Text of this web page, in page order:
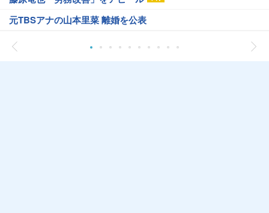
元TBSアナの山本里菜 離婚を公表